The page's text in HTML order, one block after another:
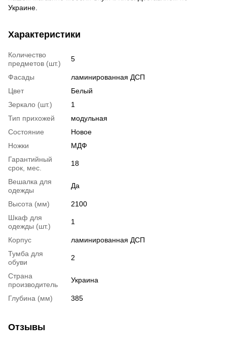
Украине.
Характеристики
Количество
предметов (шт.)
5
Фасады
ламинированная ДСП
Цвет
Белый
Зеркало (шт.)
1
Тип прихожей
модульная
Состояние
Новое
Ножки
МДФ
Гарантийный
срок, мес.
18
Вешалка для
одежды
Да
Высота (мм)
2100
Шкаф для
одежды (шт.)
1
Корпус
ламинированная ДСП
Тумба для
обуви
2
Страна
производитель
Украина
Глубина (мм) 385
Отзывы